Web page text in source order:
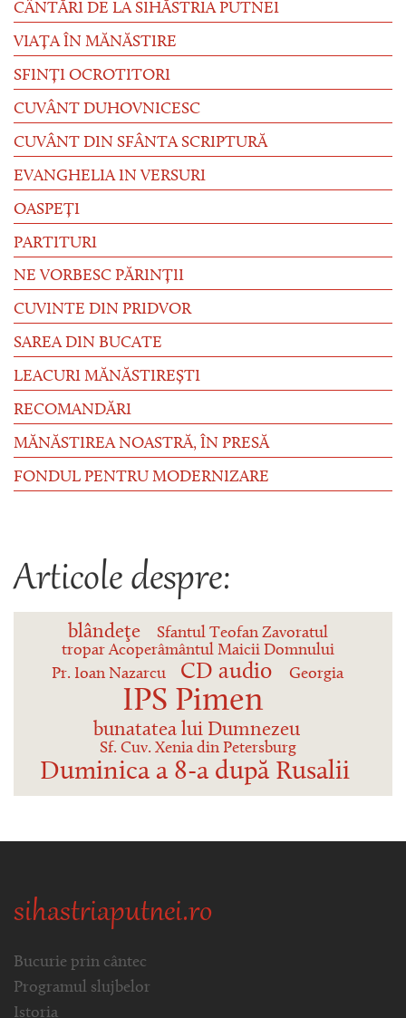
CÂNTĂRI DE LA SIHĂSTRIA PUTNEI
VIAȚA ÎN MĂNĂSTIRE
SFINȚI OCROTITORI
CUVÂNT DUHOVNICESC
CUVÂNT DIN SFÂNTA SCRIPTURĂ
EVANGHELIA IN VERSURI
OASPEȚI
PARTITURI
NE VORBESC PĂRINȚII
CUVINTE DIN PRIDVOR
SAREA DIN BUCATE
LEACURI MĂNĂSTIREȘTI
RECOMANDĂRI
MĂNĂSTIREA NOASTRĂ, ÎN PRESĂ
FONDUL PENTRU MODERNIZARE
Articole despre:
blândeţe
Sfantul Teofan Zavoratul
tropar Acoperâmântul Maicii Domnului
Pr. Ioan Nazarcu
CD audio Georgia
IPS Pimen
bunatatea lui Dumnezeu
Sf. Cuv. Xenia din Petersburg
Duminica a 8-a după Rusalii
sihastriaputnei.ro
Bucurie prin cântec
Programul slujbelor
Istoria